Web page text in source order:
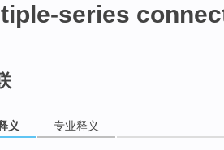
series
义 专业释义